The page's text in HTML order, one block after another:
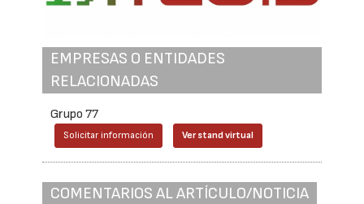
EMPRESAS O ENTIDADES
RELACIONADAS
Grupo 77
Solicitar información Ver stand virtual
COMENTARIOS AL ARTÍCULO/NOTICIA